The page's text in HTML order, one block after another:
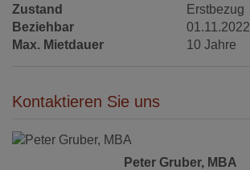
Zustand
Erstbezug
Beziehbar
01.11.2022
Max. Mietdauer
10 Jahre
Kontaktieren Sie uns
Peter Gruber, MBA